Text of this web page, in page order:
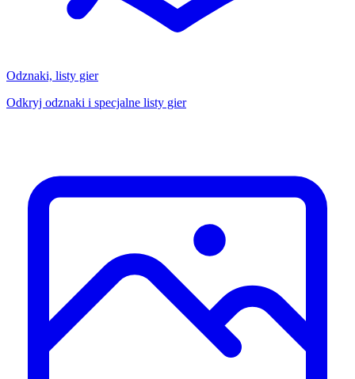
Odznaki, listy gier
Odkryj odznaki i specjalne listy gier